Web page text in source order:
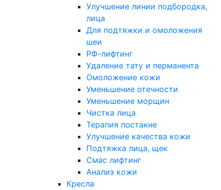
Улучшение линии подбородка,
лица
Для подтяжки и омоложения
шеи
РФ-лифтинг
Удаление тату и перманента
Омоложение кожи
Уменьшение отечности
Уменьшение морщин
Чистка лица
Терапия постакне
Улучшение качества кожи
Подтяжка лица, щек
Смас лифтинг
Анализ кожи
Кресла